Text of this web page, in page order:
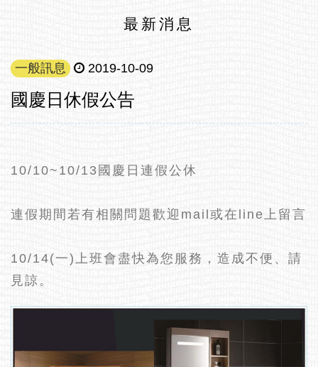
最新消息
一般訊息 2019-10-09
國慶日休假公告
10/10~10/13國慶日連假公休
連假期間若有相關問題歡迎mail或在line上留言
10/14(一)上班會盡快為您服務，造成不便、請